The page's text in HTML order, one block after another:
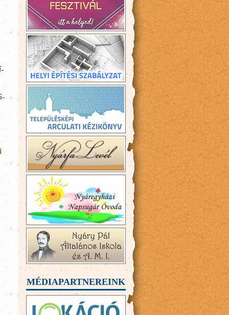
MÉDIAPARTNEREINK